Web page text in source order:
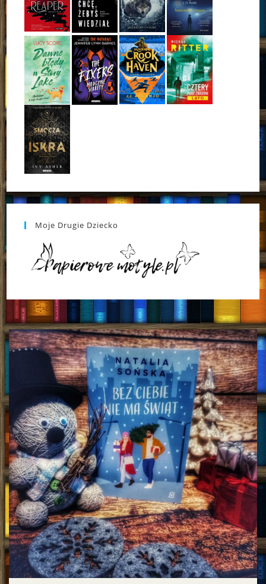
Moje Drugie Dziecko